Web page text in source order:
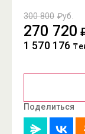
300 800 ₽уб.
270 720
1 570 176
Поделиться